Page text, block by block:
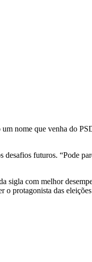
nome que venha do
futuros. “Pode
sigla com melhor
protagonista das